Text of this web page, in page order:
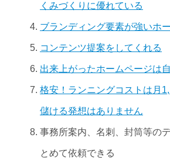
くみづくりに優れている
ブランディング要素が強いホ
コンテンツ提案をしてくれる
出来上がったホームページは
格安！ランニングコストは月
儲ける発想はありません
事務所案内、名刺、封筒等の
とめて依頼できる